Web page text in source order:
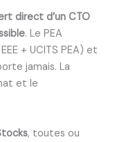
direct d’un CTO
. Le PEA
+ UCITS PEA) et
jamais. La
et le
, toutes ou